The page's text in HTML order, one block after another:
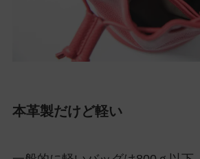
本革製だけど軽い